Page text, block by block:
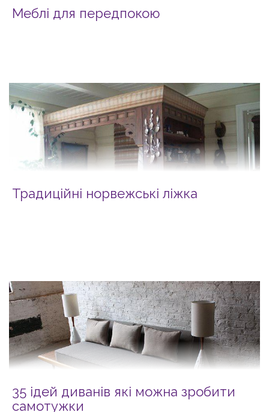
Меблі для передпокою
Традиційні норвежські ліжка
35 ідей диванів які можна зробити
самотужки